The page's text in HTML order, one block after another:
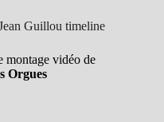
montage vidéo de
Orgues